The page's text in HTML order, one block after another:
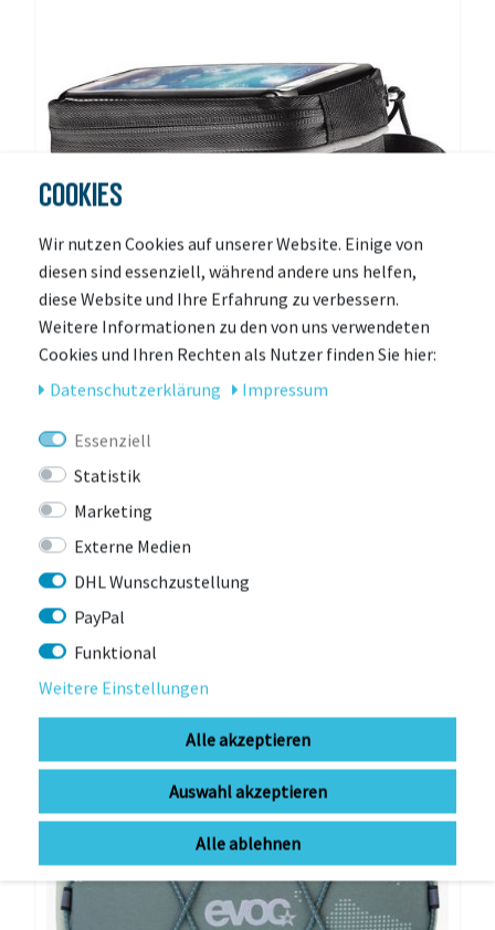
Lezyne Oberrohrtasche Smart Energy Caddy
für Smartphones
Mehr Farben verfügbar
UVP 36,95 €
31,90 € *
-15%
COOKIES
Wir nutzen Cookies auf unserer Website. Einige von
diesen sind essenziell, während andere uns helfen,
diese Website und Ihre Erfahrung zu verbessern.
Weitere Informationen zu den von uns verwendeten
Cookies und Ihren Rechten als Nutzer finden Sie hier:
Daten­schutz­erklärung
Impressum
Essenziell
Statistik
Marketing
Externe Medien
DHL Wunschzustellung
PayPal
Funktional
Weitere Einstellungen
Alle akzeptieren
Auswahl akzeptieren
Alle ablehnen